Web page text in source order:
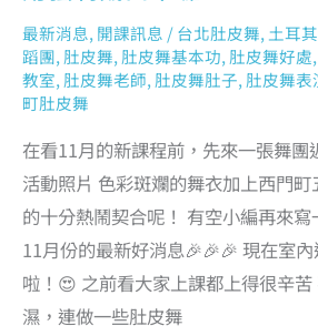
最新消息, 開課訊息 /台北肚皮舞, 土耳
蹈團, 肚皮舞, 肚皮舞基本功, 肚皮舞好處,
教室, 肚皮舞老師, 肚皮舞肚子, 肚皮舞表
町肚皮舞
在看11月的新課程前，先來一張舞團
活動照片 色彩斑斕的舞衣加上西門
的十分熱鬧契合呢！ 有空小編再來
11月份的最新好消息🎉🎉🎉 現在室
啦！😍 之前看大家上課都上得很辛
濕，連做一些肚皮舞